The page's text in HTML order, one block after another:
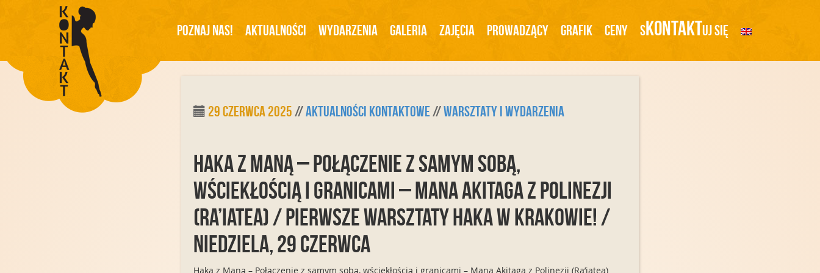
Poznaj Nas! Aktualności Wydarzenia Galeria Zajęcia Prowadzący Grafik Ceny SKontaktUj Się
29 czerwca 2025//Aktualności Kontaktowe//Warsztaty i Wydarzenia
Haka z Maną – Połączenie z samym sobą,
wściekłością i granicami – Mana Akitaga z Polinezji
(Ra’iatea) / Pierwsze warsztaty Haka w Krakowie! /
Niedziela, 29 czerwca
Haka z Maną – Połączenie z samym sobą, wściekłością i granicami – Mana Akitaga z Polinezji (Ra’iatea)